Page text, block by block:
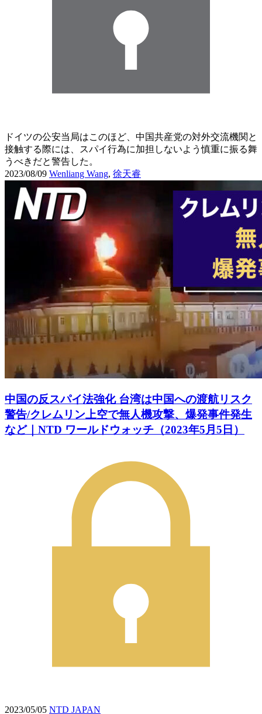
ドイツの公安当局はこのほど、中国共産党の対外交流機関と
接触する際には、スパイ行為に加担しないよう慎重に振る舞
うべきだと警告した。
2023/08/09 Wenliang Wang, 徐天睿
中国の反スパイ法強化 台湾は中国への渡航リスク
警告/クレムリン上空で無人機攻撃、爆発事件発生
など｜NTD ワールドウォッチ（2023年5月5日）
2023/05/05 NTD JAPAN